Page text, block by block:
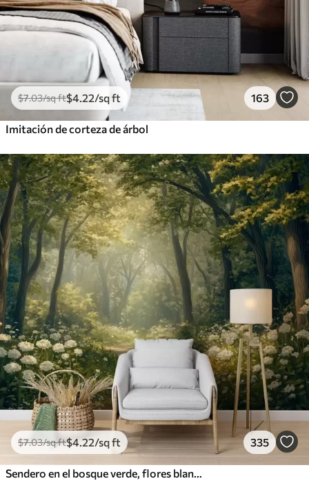
$7.03/sq ft$4.22/sq ft 163
Imitación de corteza de árbol
$7.03/sq ft$4.22/sq ft 335
Sendero en el bosque verde, flores blancas, luz del sol, dibujo estilo acrílico